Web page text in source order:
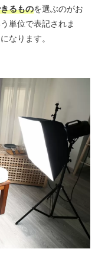
るものを選ぶのがお
単位で表記されま
なります。